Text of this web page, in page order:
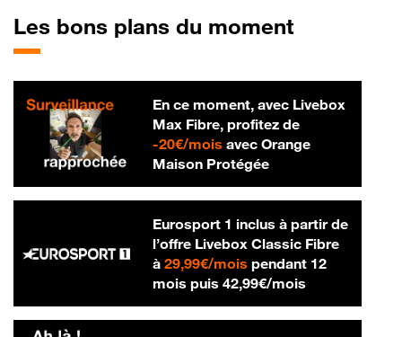
Les bons plans du moment
En ce moment, avec Livebox
Max Fibre, profitez de
-20€/mois20 € par mois
avec Orange
Maison Protégée
Eurosport 1 inclus à partir de
l’offre Livebox Classic Fibre
à 29,99€/mois29,99 € par mois
pendant 12
mois puis 42,99€/mois42,99 € par